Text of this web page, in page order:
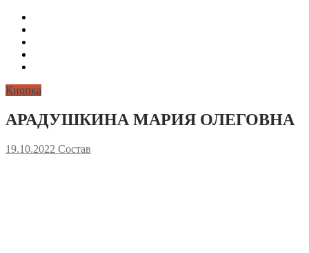
Кнопка
АРАДУШКИНА МАРИЯ ОЛЕГОВНА
19.10.2022 Состав